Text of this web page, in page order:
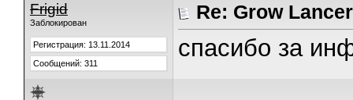
Frigid
Заблокирован
Регистрация: 13.11.2014
Сообщений: 311
Re: Grow Lancer
спасибо за